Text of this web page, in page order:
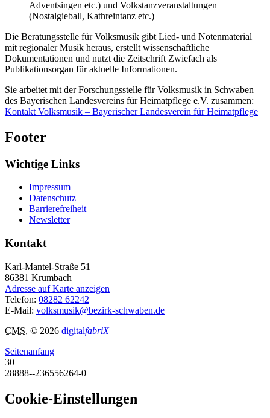
Adventsingen etc.) und Volkstanzveranstaltungen
(Nostalgieball, Kathreintanz etc.)
Die Beratungsstelle für Volksmusik gibt Lied- und Notenmaterial
mit regionaler Musik heraus, erstellt wissenschaftliche
Dokumentationen und nutzt die Zeitschrift Zwiefach als
Publikationsorgan für aktuelle Informationen.
Sie arbeitet mit der Forschungsstelle für Volksmusik in Schwaben
des Bayerischen Landesvereins für Heimatpflege e.V. zusammen:
Kontakt Volksmusik – Bayerischer Landesverein für Heimatpflege
Footer
Wichtige Links
Impressum
Datenschutz
Barrierefreiheit
Newsletter
Kontakt
Karl-Mantel-Straße 51
86381 Krumbach
Adresse auf Karte anzeigen
Telefon: 08282 62242
E-Mail: volksmusik@bezirk-schwaben.de
CMS, © 2026 digitalfabriX
Seitenanfang
30
28888--236556264-0
Cookie-Einstellungen